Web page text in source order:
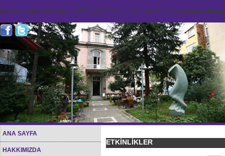
Notice: Undefined index: HTTP_ACCEPT_LANGUAGE in /home/
ANA SAYFA
HAKKIMIZDA
ETKİNLİKLER